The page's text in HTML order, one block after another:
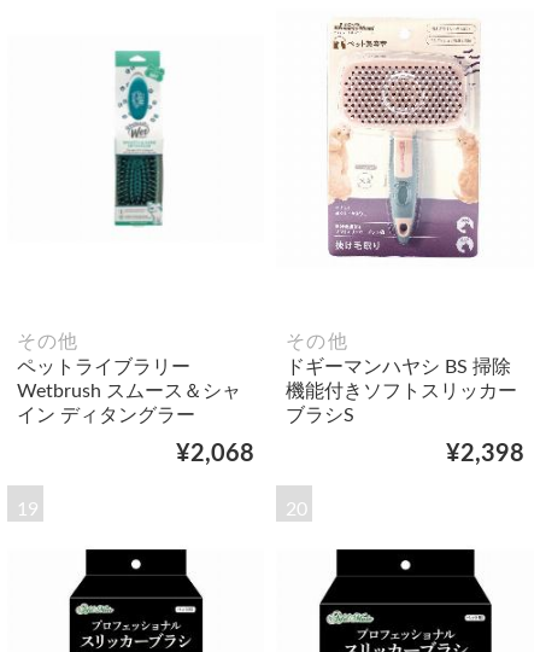
その他
ペットライブラリー
Wetbrush スムース＆シャ
イン ディタングラー
¥2,068
その他
ドギーマンハヤシ BS 掃除
機能付きソフトスリッカー
ブラシS
¥2,398
19 20